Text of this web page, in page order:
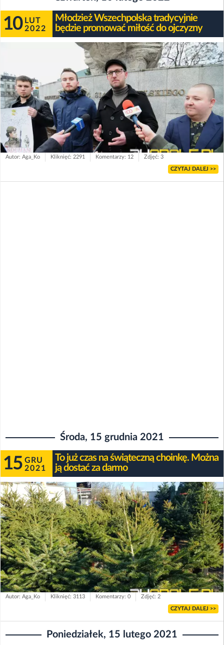
10 LUT
2022
Młodzież Wszechpolska tradycyjnie
będzie promować miłość do ojczyzny
Autor: Aga_Ko Kliknięć: 2291 Komentarzy: 12 Zdjęć: 3
CZYTAJ DALEJ >>
Środa, 15 grudnia 2021
15 GRU
2021
To już czas na świąteczną choinkę. Można
ją dostać za darmo
Autor: Aga_Ko Kliknięć: 3113 Komentarzy: 0 Zdjęć: 2
CZYTAJ DALEJ >>
Poniedziałek, 15 lutego 2021